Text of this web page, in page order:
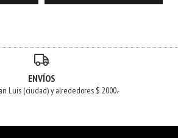
ENVÍOS
Luis (ciudad) y alrededores $ 2000.-